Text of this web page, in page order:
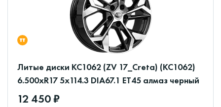
Литые диски КС1062 (ZV 17_Creta) (КС1062)
6.500xR17 5x114.3 DIA67.1 ET45 алмаз черный
12 450 ₽